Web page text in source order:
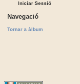
Iniciar Sessió
Navegació
Tornar a àlbum